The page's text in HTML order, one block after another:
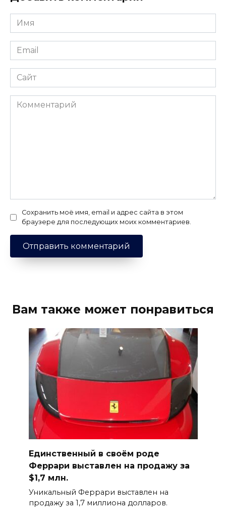
Имя
*
Email
*
Сайт
Комментарий
Сохранить моё имя, email и адрес сайта в этом
браузере для последующих моих комментариев.
Вам также может понравиться
Единственный в своём роде
Феррари выставлен на продажу за
$1,7 млн.
Уникальный Феррари выставлен на
продажу за 1,7 миллиона долларов.